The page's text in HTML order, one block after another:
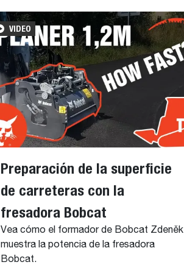
VIDEO
Preparación de la superficie
de carreteras con la
fresadora Bobcat
Vea cómo el formador de Bobcat Zdeněk
muestra la potencia de la fresadora
Bobcat.